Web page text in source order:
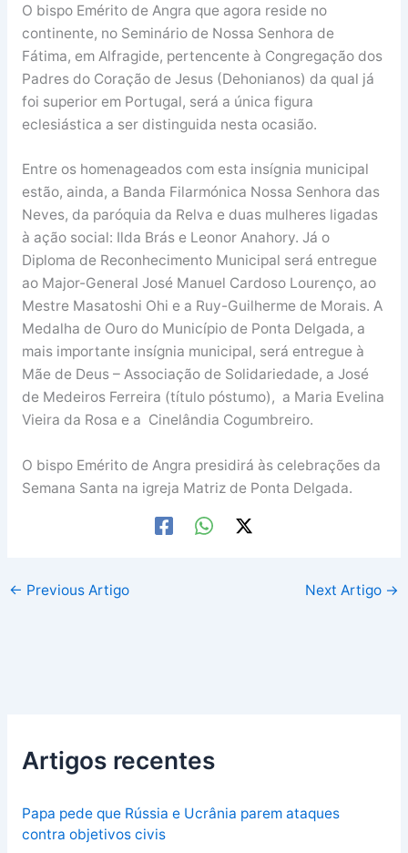
O bispo Emérito de Angra que agora reside no
continente, no Seminário de Nossa Senhora de
Fátima, em Alfragide, pertencente à Congregação dos
Padres do Coração de Jesus (Dehonianos) da qual já
foi superior em Portugal, será a única figura
eclesiástica a ser distinguida nesta ocasião.
Entre os homenageados com esta insígnia municipal
estão, ainda, a Banda Filarmónica Nossa Senhora das
Neves, da paróquia da Relva e duas mulheres ligadas
à ação social: Ilda Brás e Leonor Anahory. Já o
Diploma de Reconhecimento Municipal será entregue
ao Major-General José Manuel Cardoso Lourenço, ao
Mestre Masatoshi Ohi e a Ruy-Guilherme de Morais. A
Medalha de Ouro do Município de Ponta Delgada, a
mais importante insígnia municipal, será entregue à
Mãe de Deus – Associação de Solidariedade, a José
de Medeiros Ferreira (título póstumo), a Maria Evelina
Vieira da Rosa e a Cinelândia Cogumbreiro.
O bispo Emérito de Angra presidirá às celebrações da
Semana Santa na igreja Matriz de Ponta Delgada.
← Previous Artigo Next Artigo →
Artigos recentes
Papa pede que Rússia e Ucrânia parem ataques
contra objetivos civis